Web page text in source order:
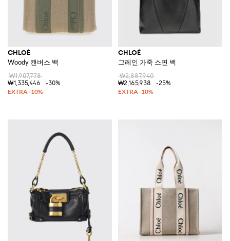
CHLOÉ
Woody 캔버스 백
₩1,907,778
₩1,335,446
-30%
CHLOÉ
그레인 가죽 스핀 백
₩2,887,940
₩2,165,938
-25%